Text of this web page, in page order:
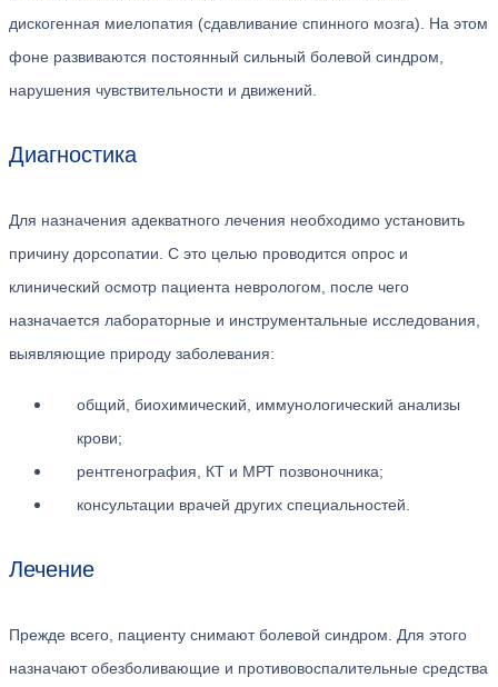
дискогенная миелопатия (сдавливание спинного мозга). На этом
фоне развиваются постоянный сильный болевой синдром,
нарушения чувствительности и движений.
Диагностика
Для назначения адекватного лечения необходимо установить
причину дорсопатии. С это целью проводится опрос и
клинический осмотр пациента неврологом, после чего
назначается лабораторные и инструментальные исследования,
выявляющие природу заболевания:
общий, биохимический, иммунологический анализы
крови;
рентгенография, КТ и МРТ позвоночника;
консультации врачей других специальностей.
Лечение
Прежде всего, пациенту снимают болевой синдром. Для этого
назначают обезболивающие и противовоспалительные средства